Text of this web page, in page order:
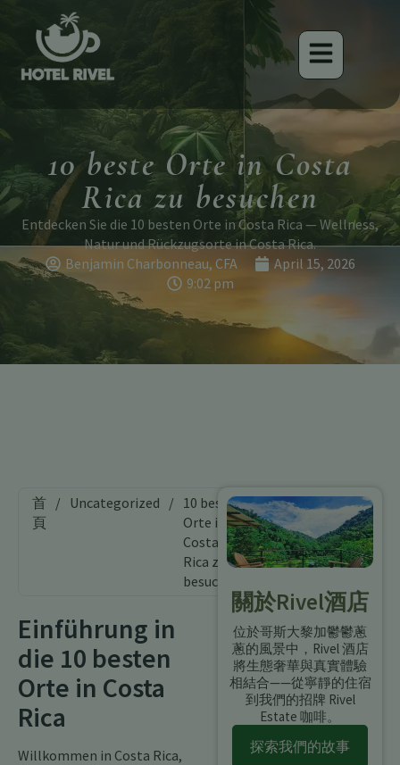
10 beste Orte in Costa
Rica zu besuchen
Entdecken Sie die 10 besten Orte in Costa Rica — Wellness,
Natur und Rückzugsorte in Costa Rica.
Benjamin Charbonneau, CFA
April 15, 2026
9:02 pm
首
頁
/ Uncategorized / 10 beste
Orte in
Costa
Rica zu
besuchen
Einführung in
die 10 besten
Orte in Costa
Rica
Willkommen in Costa Rica,
關於Rivel酒店
位於哥斯大黎加鬱鬱蔥
蔥的風景中，Rivel 酒店
將生態奢華與真實體驗
相結合——從寧靜的住宿
到我們的招牌 Rivel
Estate 咖啡。
探索我們的故事